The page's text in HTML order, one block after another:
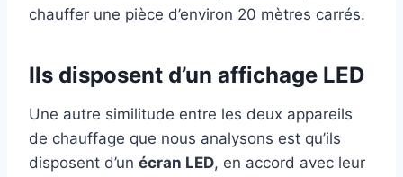
chauffer une pièce d’environ 20 mètres carrés.
Ils disposent d’un affichage LED
Une autre similitude entre les deux appareils
de chauffage que nous analysons est qu’ils
disposent d’un écran LED, en accord avec leur